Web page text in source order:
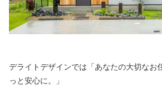
デライトデザインでは「あなたの大切なお
っと安心に。」